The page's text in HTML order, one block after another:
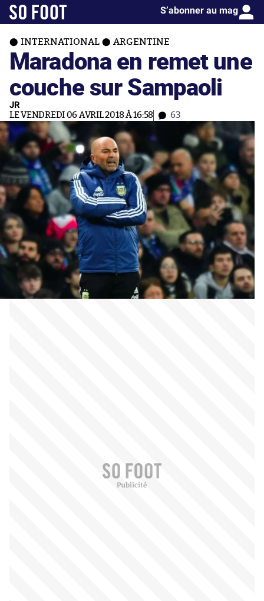
S’abonner au mag
INTERNATIONAL ARGENTINE
Maradona en remet une
couche sur Sampaoli
JR
LE VENDREDI 06 AVRIL 2018 À 16:58 63